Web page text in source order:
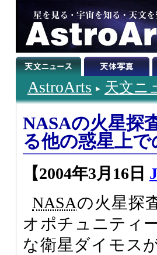
AstroArts 天文ニ
NASAの火星探
る他の惑星上で
【2004年3月16日
NASAの火星探
オポチュニティ
な衛星ダイモス